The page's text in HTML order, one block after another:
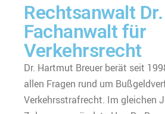
Rechtsanwalt
Fachanwalt für
Verkehrsrecht
Dr. Hartmut Breuer berät seit
allen Fragen rund um
Verkehrsstrafrecht. Im gleichen